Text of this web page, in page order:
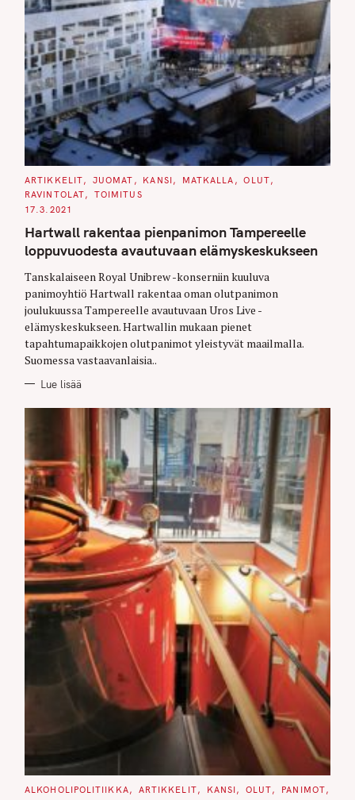
C
T
E
O
R
I
E
ARTIKKELIT JUOMAT KANSI MATKALLA
OLUT
RAVINTOLAT
TOIMITUS
17.3.2021
Hartwall rakentaa pienpanimon Tampereelle
loppuvuodesta avautuvaan elämyskeskukseen
Tanskalaiseen Royal Unibrew -konserniin kuuluva
panimoyhtiö Hartwall rakentaa oman olutpanimon
joulukuussa Tampereelle avautuvaan Uros Live -
elämyskeskukseen. Hartwallin mukaan pienet
tapahtumapaikkojen olutpanimot yleistyvät maailmalla.
Suomessa vastaavanlaisia..
Lue lisää
C
ALKOHOLIPOLITIIKKA ARTIKKELIT KANSI OLUT
PANIMOT